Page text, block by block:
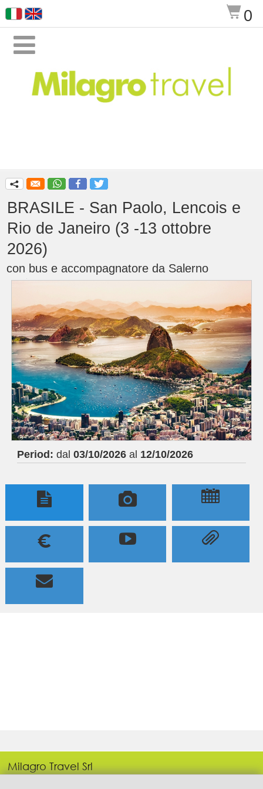
$0

q
BRASILE - San Paolo, Lencois e
Rio de Janeiro (3 -13 ottobre
2026)
con bus e accompagnatore da Salerno
Period:dal03/10/2026 al 12/10/2026
  ;
€  =

Milagro Travel Srl